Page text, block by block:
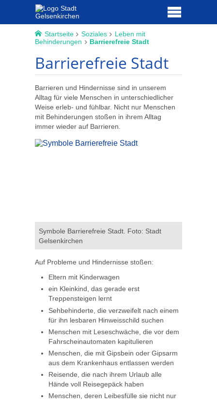
Startseite Soziales
Leben mit
Behinderungen
Barrierefreie Stadt
Barrierefreie Stadt
Barrieren und Hindernisse sind in unserem
Alltag für viele Menschen in unterschiedlicher
Weise erleb- und fühlbar. Nicht nur Menschen
mit Behinderungen stoßen in ihrem Alltag
immer wieder auf Barrieren.
Symbole Barrierefreie Stadt. Foto: Stadt
Gelsenkirchen
Auf Probleme und Hindernisse stoßen:
Eltern mit Kinderwagen
ein Kleinkind, das gerade erst
Treppensteigen lernt
Sehbehinderte, die verzweifelt nach einem
für ihn lesbaren Hinweisschild suchen
Menschen mit Leseschwäche, die vor dem
Fahrscheinautomaten kapitulieren
Menschen, die mit Gipsbein oder Gipsarm
aus dem Krankenhaus entlassen werden
Reisende, die nach ihrem Urlaub alle
Hände voll Reisegepäck haben
Menschen, deren Leibesfülle sie nicht nur